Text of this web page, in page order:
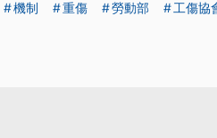
機制
重傷 勞動部 工傷協